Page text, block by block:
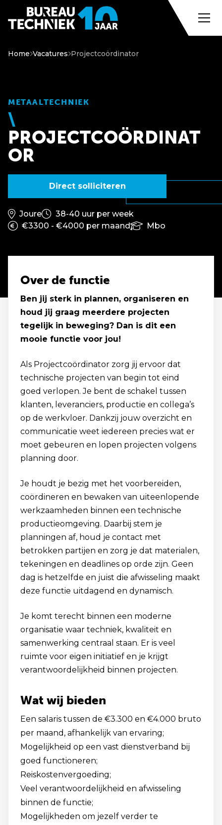
Home Vacatures Projectcoördinator
METAALTECHNIEK
PROJECTCOÖRDINAT
OR
Direct solliciteren
Joure
38-40 uur per week
€3300 - €4000 per maand
Mbo
Over de functie
Ben jij sterk in plannen, organiseren en
houd jij graag meerdere projecten
tegelijk in beweging? Dan is dit een
mooie functie voor jou!
Als Projectcoördinator zorg jij ervoor dat
technische projecten van begin tot eind
goed verlopen. Je bent de schakel tussen
klanten, leveranciers, productie en collega’s
op de werkvloer. Dankzij jouw overzicht en
communicatie weet iedereen precies wat er
moet gebeuren en lopen projecten volgens
planning door.
Je houdt je bezig met het voorbereiden,
coördineren en bewaken van uiteenlopende
werkzaamheden binnen een technische
productieomgeving. Daarbij stem je
planningen af, houd je contact met
betrokken partijen en zorg je dat materialen,
tekeningen en deadlines op orde zijn. Geen
dag is hetzelfde en juist die afwisseling maakt
deze functie uitdagend en dynamisch.
Je komt terecht binnen een moderne
organisatie waar techniek, kwaliteit en
samenwerking centraal staan. Er is veel
ruimte voor eigen initiatief en je krijgt
verantwoordelijkheid binnen projecten.
Wat wij bieden
Een salaris tussen de €3.300 en €4.000 bruto
per maand, afhankelijk van ervaring;
Mogelijkheid op een vast dienstverband bij
goed functioneren;
Reiskostenvergoeding;
Veel verantwoordelijkheid en afwisseling
binnen de functie;
Mogelijkheden om jezelf verder te